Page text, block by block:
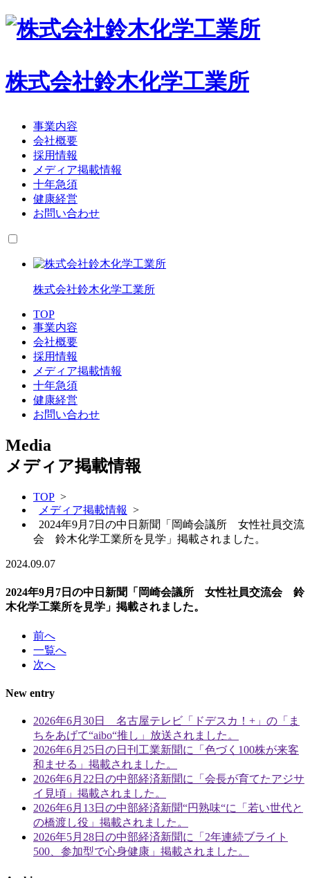
株式会社鈴木化学工業所
事業内容
会社概要
採用情報
メディア掲載情報
十年急須
健康経営
お問い合わせ
株式会社鈴木化学工業所
TOP
事業内容
会社概要
採用情報
メディア掲載情報
十年急須
健康経営
お問い合わせ
Media
メディア掲載情報
TOP >
メディア掲載情報 >
2024年9月7日の中日新聞「岡崎会議所 女性社員交流
会 鈴木化学工業所を見学」掲載されました。
2024.09.07
2024年9月7日の中日新聞「岡崎会議所 女性社員交流会 鈴
木化学工業所を見学」掲載されました。
前へ
一覧へ
次へ
New entry
2026年6月30日 名古屋テレビ「ドデスカ！+」の「ま
ちをあげて“aibo“推し」放送されました。
2026年6月25日の日刊工業新聞に「色づく100株が来客
和ませる」掲載されました。
2026年6月22日の中部経済新聞に「会長が育てたアジサ
イ見頃」掲載されました。
2026年6月13日の中部経済新聞“円熟味“に「若い世代と
の橋渡し役」掲載されました。
2026年5月28日の中部経済新聞に「2年連続ブライト
500、参加型で心身健康」掲載されました。